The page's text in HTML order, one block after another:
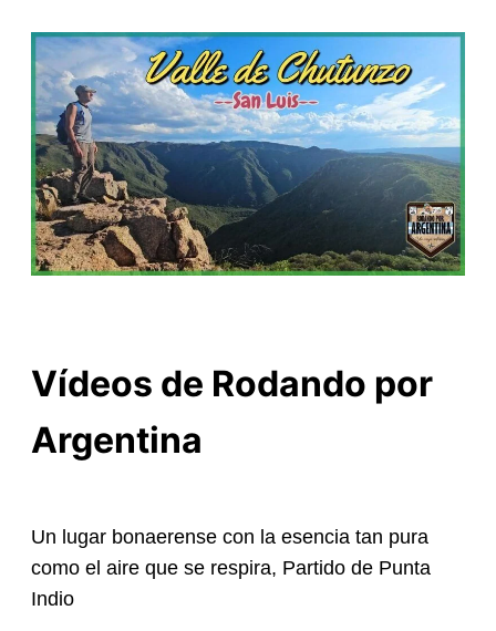
Vídeos de Rodando por
Argentina
Un lugar bonaerense con la esencia tan pura
como el aire que se respira, Partido de Punta
Indio